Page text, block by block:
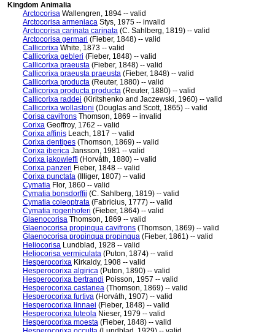
Kingdom Animalia
Arctocorisa Wallengren, 1894 -- valid
Arctocorisa armeniaca Stys, 1975 -- invalid
Arctocorisa carinata carinata (C. Sahlberg, 1819) -- valid
Arctocorisa germari (Fieber, 1848) -- valid
Callicorixa White, 1873 -- valid
Callicorixa gebleri (Fieber, 1848) -- valid
Callicorixa praeusta (Fieber, 1848) -- valid
Callicorixa praeusta praeusta (Fieber, 1848) -- valid
Callicorixa producta (Reuter, 1880) -- valid
Callicorixa producta producta (Reuter, 1880) -- valid
Callicorixa raddei (Kiritshenko and Jaczewski, 1960) -- valid
Callicorixa wollastoni (Douglas and Scott, 1865) -- valid
Corisa cavifrons Thomson, 1869 -- invalid
Corixa Geoffroy, 1762 -- valid
Corixa affinis Leach, 1817 -- valid
Corixa dentipes (Thomson, 1869) -- valid
Corixa iberica Jansson, 1981 -- valid
Corixa jakowleffi (Horváth, 1880) -- valid
Corixa panzeri Fieber, 1848 -- valid
Corixa punctata (Illiger, 1807) -- valid
Cymatia Flor, 1860 -- valid
Cymatia bonsdorffii (C. Sahlberg, 1819) -- valid
Cymatia coleoptrata (Fabricius, 1777) -- valid
Cymatia rogenhoferi (Fieber, 1864) -- valid
Glaenocorisa Thomson, 1869 -- valid
Glaenocorisa propinqua cavifrons (Thomson, 1869) -- valid
Glaenocorisa propinqua propinqua (Fieber, 1861) -- valid
Heliocorisa Lundblad, 1928 -- valid
Heliocorisa vermiculata (Puton, 1874) -- valid
Hesperocorixa Kirkaldy, 1908 -- valid
Hesperocorixa algirica (Puton, 1890) -- valid
Hesperocorixa bertrandi Poisson, 1957 -- valid
Hesperocorixa castanea (Thomson, 1869) -- valid
Hesperocorixa furtiva (Horváth, 1907) -- valid
Hesperocorixa linnaei (Fieber, 1848) -- valid
Hesperocorixa luteola Nieser, 1979 -- valid
Hesperocorixa moesta (Fieber, 1848) -- valid